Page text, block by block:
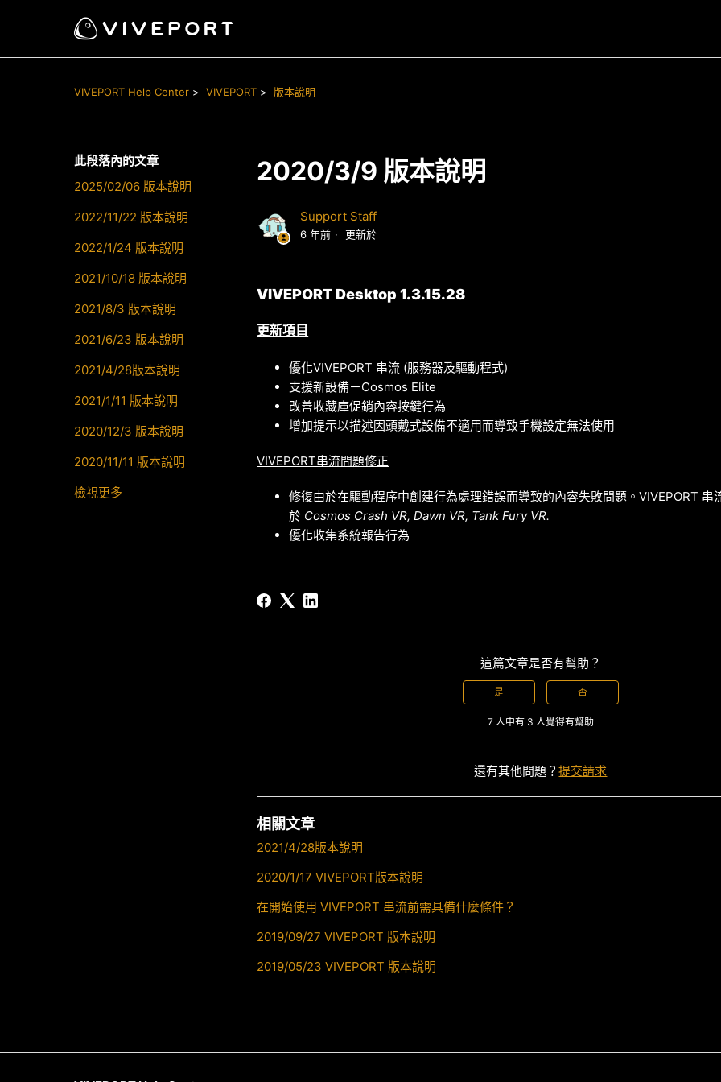
VIVEPORT Help Center VIVEPORT 版本說明
此段落內的文章
2025/02/06 版本說明
2022/11/22 版本說明
2022/1/24 版本說明
2021/10/18 版本說明
2021/8/3 版本說明
2021/6/23 版本說明
2021/4/28版本說明
2021/1/11 版本說明
2020/12/3 版本說明
2020/11/11 版本說明
檢視更多
2020/3/9 版本說明
Support Staff
6 年前 更新於
VIVEPORT Desktop 1.3.15.28
更新項目
優化VIVEPORT 串流 (服務器及驅動程式)
支援新設備－Cosmos Elite
改善收藏庫促銷內容按鍵行為
增加提示以描述因頭戴式設備不適用而導致手機設定無法使用
VIVEPORT串流問題修正
修復由於在驅動程序中創建行為處理錯誤而導致的內容失敗問題。VIVEPORT 串
於 Cosmos Crash VR, Dawn VR, Tank Fury VR.
優化收集系統報告行為
這篇文章是否有幫助？
是 否
7 人中有 3 人覺得有幫助
還有其他問題？提交請求
相關文章
2021/4/28版本說明
2020/1/17 VIVEPORT版本說明
在開始使用 VIVEPORT 串流前需具備什麼條件？
2019/09/27 VIVEPORT 版本說明
2019/05/23 VIVEPORT 版本說明